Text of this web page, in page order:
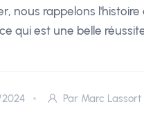
nous rappelons
qui est une belle
2024 Par Marc Lassort